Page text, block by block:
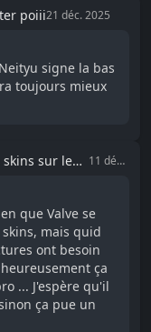
poiii21 déc. 2025
signe la bas
toujours mieux
sur le
11 déc.
que Valve se
mais quid
ont besoin
ça
... J'espère qu'il
ça pue un